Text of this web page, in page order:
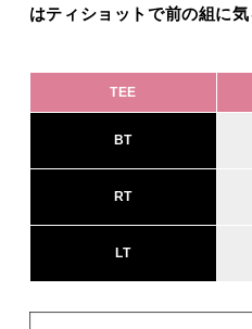
はティショットで前の組に気
TEE
BT
RT
LT